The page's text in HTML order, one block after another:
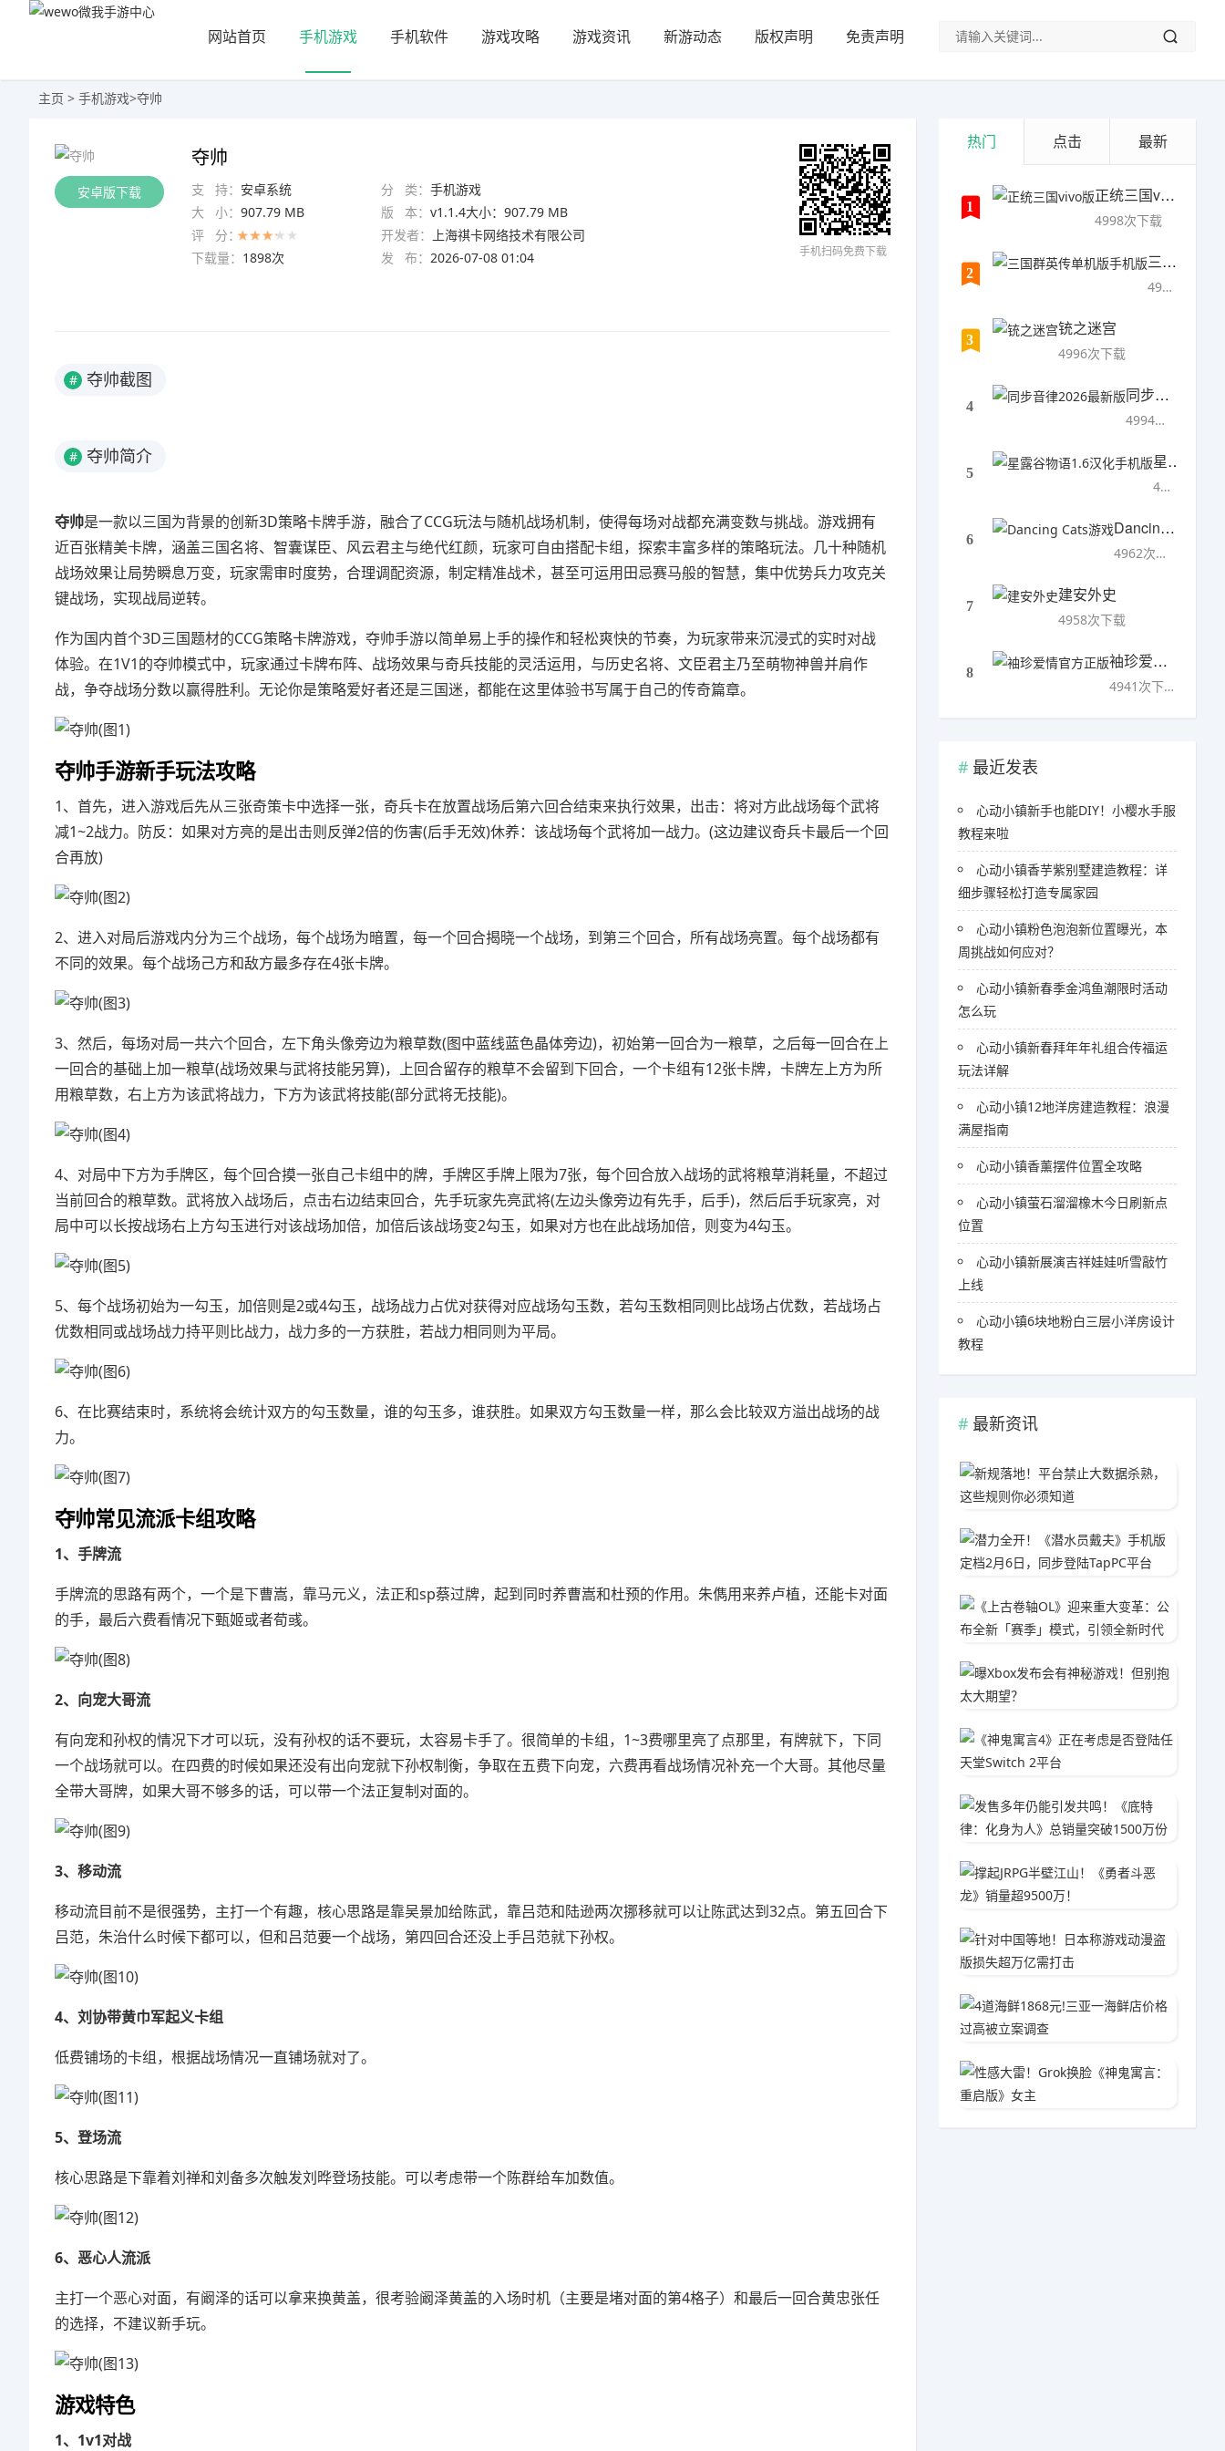
网站首页 手机游戏 手机软件 游戏攻略 游戏资讯 新游动态 版权声明 免责声明
主页 > 手机游戏>夺帅
安卓版下载
夺帅
支 持： 安卓系统 分 类： 手机游戏
大 小： 907.79 MB 版 本： v1.1.4大小：907.79 MB
评 分：
开发者：
上海祺卡网络技术有限公司
下载量： 1898次 发 布： 2026-07-08 01:04 手机扫码免费下载
# 夺帅截图
# 夺帅简介
夺帅是一款以三国为背景的创新3D策略卡牌手游，融合了CCG玩法与随机战场机制，使得每场对战都充满变数与挑战。游戏拥有
近百张精美卡牌，涵盖三国名将、智囊谋臣、风云君主与绝代红颜，玩家可自由搭配卡组，探索丰富多样的策略玩法。几十种随机
战场效果让局势瞬息万变，玩家需审时度势，合理调配资源，制定精准战术，甚至可运用田忌赛马般的智慧，集中优势兵力攻克关
键战场，实现战局逆转。
作为国内首个3D三国题材的CCG策略卡牌游戏，夺帅手游以简单易上手的操作和轻松爽快的节奏，为玩家带来沉浸式的实时对战
体验。在1V1的夺帅模式中，玩家通过卡牌布阵、战场效果与奇兵技能的灵活运用，与历史名将、文臣君主乃至萌物神兽并肩作
战，争夺战场分数以赢得胜利。无论你是策略爱好者还是三国迷，都能在这里体验书写属于自己的传奇篇章。
夺帅手游新手玩法攻略
1、首先，进入游戏后先从三张奇策卡中选择一张，奇兵卡在放置战场后第六回合结束来执行效果，出击：将对方此战场每个武将
减1~2战力。防反：如果对方亮的是出击则反弹2倍的伤害(后手无效)休养：该战场每个武将加一战力。(这边建议奇兵卡最后一个回
合再放)
2、进入对局后游戏内分为三个战场，每个战场为暗置，每一个回合揭晓一个战场，到第三个回合，所有战场亮置。每个战场都有
不同的效果。每个战场己方和敌方最多存在4张卡牌。
3、然后，每场对局一共六个回合，左下角头像旁边为粮草数(图中蓝线蓝色晶体旁边)，初始第一回合为一粮草，之后每一回合在上
一回合的基础上加一粮草(战场效果与武将技能另算)，上回合留存的粮草不会留到下回合，一个卡组有12张卡牌，卡牌左上方为所
用粮草数，右上方为该武将战力，下方为该武将技能(部分武将无技能)。
4、对局中下方为手牌区，每个回合摸一张自己卡组中的牌，手牌区手牌上限为7张，每个回合放入战场的武将粮草消耗量，不超过
当前回合的粮草数。武将放入战场后，点击右边结束回合，先手玩家先亮武将(左边头像旁边有先手，后手)，然后后手玩家亮，对
局中可以长按战场右上方勾玉进行对该战场加倍，加倍后该战场变2勾玉，如果对方也在此战场加倍，则变为4勾玉。
5、每个战场初始为一勾玉，加倍则是2或4勾玉，战场战力占优对获得对应战场勾玉数，若勾玉数相同则比战场占优数，若战场占
优数相同或战场战力持平则比战力，战力多的一方获胜，若战力相同则为平局。
6、在比赛结束时，系统将会统计双方的勾玉数量，谁的勾玉多，谁获胜。如果双方勾玉数量一样，那么会比较双方溢出战场的战
力。
夺帅常见流派卡组攻略
1、手牌流
手牌流的思路有两个，一个是下曹嵩，靠马元义，法正和sp蔡过牌，起到同时养曹嵩和杜预的作用。朱儁用来养卢植，还能卡对面
的手，最后六费看情况下甄姬或者荀彧。
2、向宠大哥流
有向宠和孙权的情况下才可以玩，没有孙权的话不要玩，太容易卡手了。很简单的卡组，1~3费哪里亮了点那里，有牌就下，下同
一个战场就可以。在四费的时候如果还没有出向宠就下孙权制衡，争取在五费下向宠，六费再看战场情况补充一个大哥。其他尽量
全带大哥牌，如果大哥不够多的话，可以带一个法正复制对面的。
3、移动流
移动流目前不是很强势，主打一个有趣，核心思路是靠吴景加给陈武，靠吕范和陆逊两次挪移就可以让陈武达到32点。第五回合下
吕范，朱治什么时候下都可以，但和吕范要一个战场，第四回合还没上手吕范就下孙权。
4、刘协带黄巾军起义卡组
低费铺场的卡组，根据战场情况一直铺场就对了。
5、登场流
核心思路是下靠着刘禅和刘备多次触发刘晔登场技能。可以考虑带一个陈群给车加数值。
6、恶心人流派
主打一个恶心对面，有阚泽的话可以拿来换黄盖，很考验阚泽黄盖的入场时机（主要是堵对面的第4格子）和最后一回合黄忠张任
的选择，不建议新手玩。
游戏特色
1、1v1对战
热门 点击 最新
1
正统三国vivo版
4998次下载
2
三国群英传单机版手机版
4997次下载
3
铳之迷宫
4996次下载
4
同步音律2026最新版
4994次下载
5
星露谷物语1.6汉化手机版
4993次下载
6
Dancing Cats游戏
4962次下载
7
建安外史
4958次下载
8
袖珍爱情官方正版
4941次下载
最近发表
心动小镇新手也能DIY！小樱水手服
教程来啦
心动小镇香芋紫别墅建造教程：详
细步骤轻松打造专属家园
心动小镇粉色泡泡新位置曝光，本
周挑战如何应对？
心动小镇新春季金鸿鱼潮限时活动
怎么玩
心动小镇新春拜年年礼组合传福运
玩法详解
心动小镇12地洋房建造教程：浪漫
满屋指南
心动小镇香薰摆件位置全攻略
心动小镇萤石溜溜橡木今日刷新点
位置
心动小镇新展演吉祥娃娃听雪敲竹
上线
心动小镇6块地粉白三层小洋房设计
教程
最新资讯